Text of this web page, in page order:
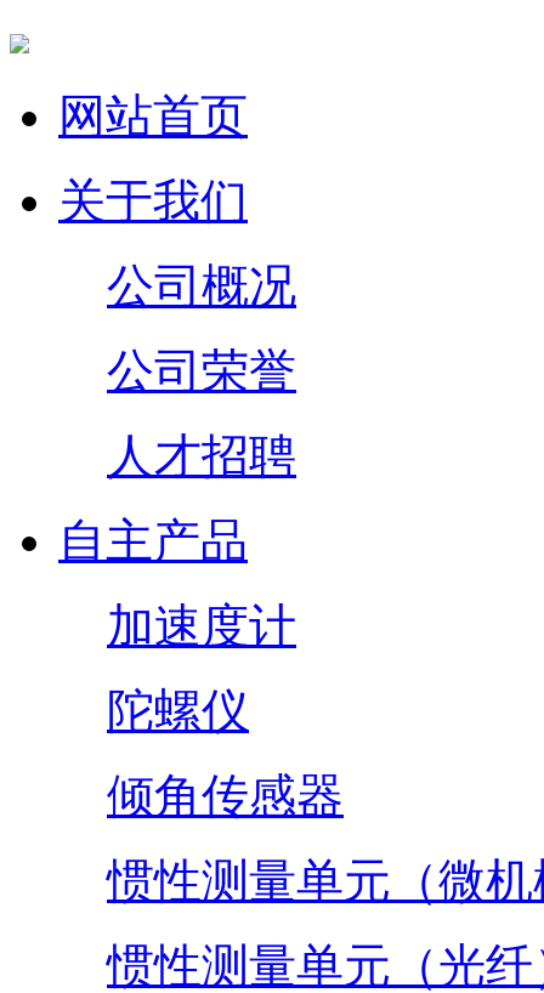
网站首页
关于我们
公司概况
公司荣誉
人才招聘
自主产品
加速度计
陀螺仪
倾角传感器
惯性测量单元（微
惯性测量单元（光纤